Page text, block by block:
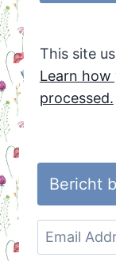
This site
Learn
processed.
Bericht
Email
Address